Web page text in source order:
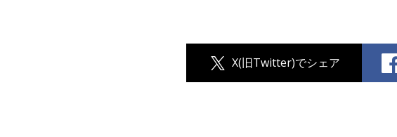
X(旧Twitter)でシェア